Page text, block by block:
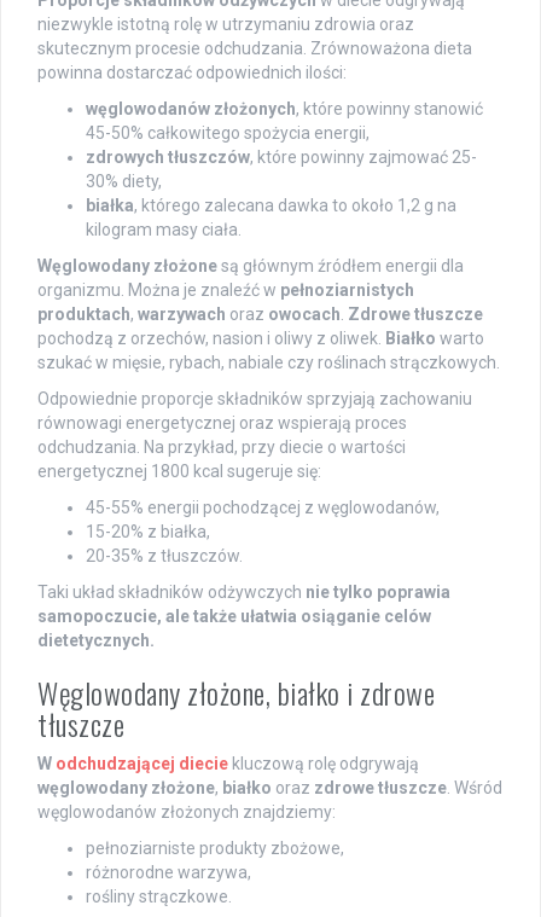
niezwykle istotną rolę w utrzymaniu zdrowia oraz
skutecznym procesie odchudzania. Zrównoważona dieta
powinna dostarczać odpowiednich ilości:
węglowodanów złożonych, które powinny stanowić
45-50% całkowitego spożycia energii,
zdrowych tłuszczów, które powinny zajmować 25-
30% diety,
białka, którego zalecana dawka to około 1,2 g na
kilogram masy ciała.
Węglowodany złożonesą głównym źródłem energii dla
organizmu. Można je znaleźć w pełnoziarnistych
produktach, warzywach oraz owocach Zdrowe tłuszcze
pochodzą z orzechów, nasion i oliwy z oliwek.
Białko warto
szukać w mięsie, rybach, nabiale czy roślinach strączkowych.
Odpowiednie proporcje składników sprzyjają zachowaniu
równowagi energetycznej oraz wspierają proces
odchudzania. Na przykład, przy diecie o wartości
energetycznej 1800 kcal sugeruje się:
45-55% energii pochodzącej z węglowodanów,
15-20% z białka,
20-35% z tłuszczów.
Taki układ składników odżywczych nie tylko poprawia
samopoczucie, ale także ułatwia osiąganie celów
dietetycznych.
Węglowodany złożone, białko i zdrowe
tłuszcze
W odchudzającej diecie kluczową rolę odgrywają
węglowodany złożone, białko oraz zdrowe tłuszcze . Wśród
węglowodanów złożonych znajdziemy:
pełnoziarniste produkty zbożowe,
różnorodne warzywa,
rośliny strączkowe.